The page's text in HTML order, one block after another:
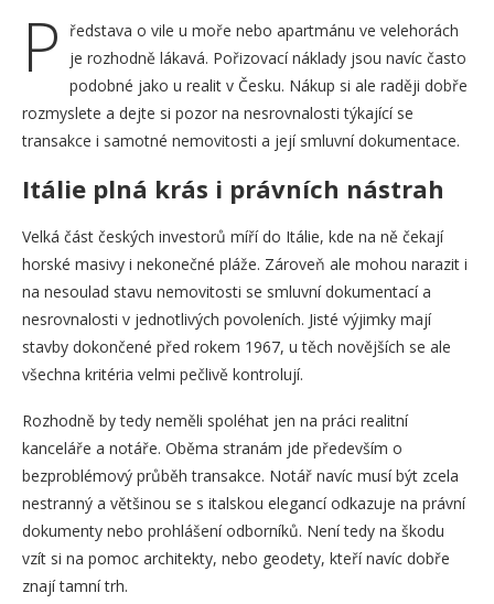
P
ředstava o vile u moře nebo apartmánu ve velehorách
je rozhodně lákavá. Pořizovací náklady jsou navíc často
podobné jako u realit v Česku. Nákup si ale raději dobře
rozmyslete a dejte si pozor na nesrovnalosti týkající se
transakce i samotné nemovitosti a její smluvní dokumentace.
Itálie plná krás i právních nástrah
Velká část českých investorů míří do Itálie, kde na ně čekají
horské masivy i nekonečné pláže. Zároveň ale mohou narazit i
na nesoulad stavu nemovitosti se smluvní dokumentací a
nesrovnalosti v jednotlivých povoleních. Jisté výjimky mají
stavby dokončené před rokem 1967, u těch novějších se ale
všechna kritéria velmi pečlivě kontrolují.
Rozhodně by tedy neměli spoléhat jen na práci realitní
kanceláře a notáře. Oběma stranám jde především o
bezproblémový průběh transakce. Notář navíc musí být zcela
nestranný a většinou se s italskou elegancí odkazuje na právní
dokumenty nebo prohlášení odborníků. Není tedy na škodu
vzít si na pomoc architekty, nebo geodety, kteří navíc dobře
znají tamní trh.